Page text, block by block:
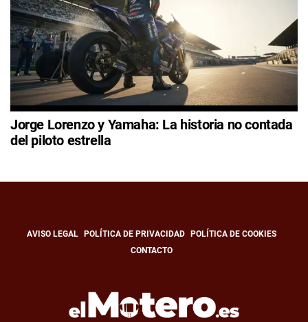
Jorge Lorenzo y Yamaha: La historia no contada
del piloto estrella
AVISO LEGAL POLÍTICA DE PRIVACIDAD
POLÍTICA DE COOKIES
CONTACTO